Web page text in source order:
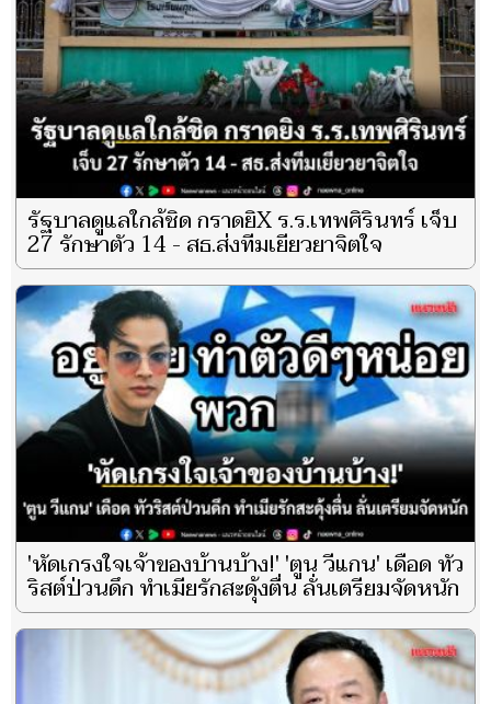
รัฐบาลดูแลใกล้ชิด กราดยิX ร.ร.เทพศิรินทร์ เจ็บ
27 รักษาตัว 14 - สธ.ส่งทีมเยียวยาจิตใจ
'หัดเกรงใจเจ้าของบ้านบ้าง!' 'ตูน วีแกน' เดือด ทัว
ริสต์ป่วนดึก ทำเมียรักสะดุ้งตื่น ลั่นเตรียมจัดหนัก